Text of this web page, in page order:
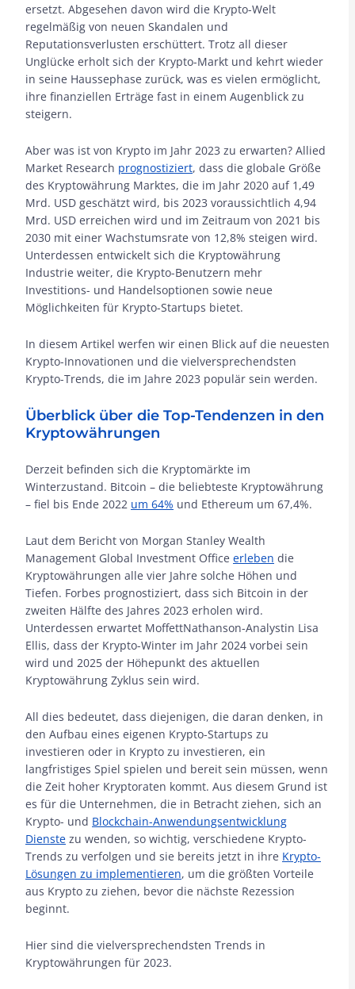
ersetzt. Abgesehen davon wird die Krypto-Welt
regelmäßig von neuen Skandalen und
Reputationsverlusten erschüttert. Trotz all dieser
Unglücke erholt sich der Krypto-Markt und kehrt wieder
in seine Haussephase zurück, was es vielen ermöglicht,
ihre finanziellen Erträge fast in einem Augenblick zu
steigern.
Aber was ist von Krypto im Jahr 2023 zu erwarten? Allied
Market Research prognostiziert, dass die globale Größe
des Kryptowährung Marktes, die im Jahr 2020 auf 1,49
Mrd. USD geschätzt wird, bis 2023 voraussichtlich 4,94
Mrd. USD erreichen wird und im Zeitraum von 2021 bis
2030 mit einer Wachstumsrate von 12,8% steigen wird.
Unterdessen entwickelt sich die Kryptowährung
Industrie weiter, die Krypto-Benutzern mehr
Investitions- und Handelsoptionen sowie neue
Möglichkeiten für Krypto-Startups bietet.
In diesem Artikel werfen wir einen Blick auf die neuesten
Krypto-Innovationen und die vielversprechendsten
Krypto-Trends, die im Jahre 2023 populär sein werden.
Überblick über die Top-Tendenzen in den
Kryptowährungen
Derzeit befinden sich die Kryptomärkte im
Winterzustand. Bitcoin – die beliebteste Kryptowährung
– fiel bis Ende 2022 um 64% und Ethereum um 67,4%.
Laut dem Bericht von Morgan Stanley Wealth
Management Global Investment Office erleben die
Kryptowährungen alle vier Jahre solche Höhen und
Tiefen. Forbes prognostiziert, dass sich Bitcoin in der
zweiten Hälfte des Jahres 2023 erholen wird.
Unterdessen erwartet MoffettNathanson-Analystin Lisa
Ellis, dass der Krypto-Winter im Jahr 2024 vorbei sein
wird und 2025 der Höhepunkt des aktuellen
Kryptowährung Zyklus sein wird.
All dies bedeutet, dass diejenigen, die daran denken, in
den Aufbau eines eigenen Krypto-Startups zu
investieren oder in Krypto zu investieren, ein
langfristiges Spiel spielen und bereit sein müssen, wenn
die Zeit hoher Kryptoraten kommt. Aus diesem Grund ist
es für die Unternehmen, die in Betracht ziehen, sich an
Krypto- und Blockchain-Anwendungsentwicklung
Dienste zu wenden, so wichtig, verschiedene Krypto-
Trends zu verfolgen und sie bereits jetzt in ihre Krypto-
Lösungen zu implementieren, um die größten Vorteile
aus Krypto zu ziehen, bevor die nächste Rezession
beginnt.
Hier sind die vielversprechendsten Trends in
Kryptowährungen für 2023.